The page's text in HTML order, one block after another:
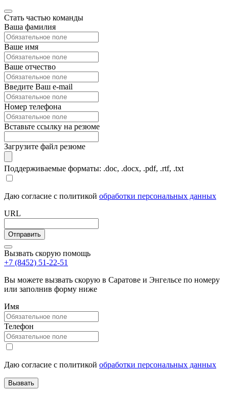
Стать частью команды
Ваша фамилия
Ваше имя
Ваше отчество
Введите Ваш e-mail
Номер телефона
Вставьте ссылку на резюме
Загрузите файл резюме
Поддерживаемые форматы: .doc, .docx, .pdf, .rtf, .txt
Даю согласие с политикой обработки персональных данных
URL
Вызвать скорую помощь
+7 (8452) 51-22-51
Вы можете вызвать скорую в Саратове и Энгельсе по номеру
или заполнив форму ниже
Имя
Телефон
Даю согласие с политикой обработки персональных данных